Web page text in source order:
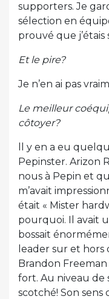
supporters. Je
sélection en
prouvé que
Et le pire?
Je n’en ai pas
Le meilleur
côtoyer?
ll y en a eu
Pepinster. Arizon
nous à Pepin et
m’avait
était « Mister
pourquoi. Il avait
bossait
leader sur et hors
Brandon
fort. Au niveau de
scotché! Son